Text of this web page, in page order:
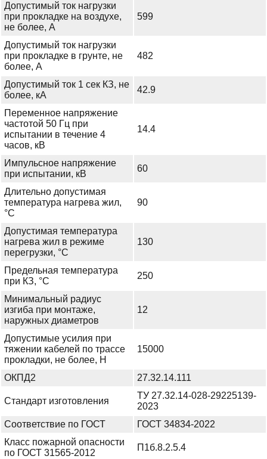
Допустимый ток нагрузки
при прокладке на воздухе,
не более, А
599
Допустимый ток нагрузки
при прокладке в грунте, не
более, А
482
Допустимый ток 1 сек КЗ, не
более, кА
42.9
Переменное напряжение
частотой 50 Гц при
испытании в течение 4
часов, кВ
14.4
Импульсное напряжение
при испытании, кВ
60
Длительно допустимая
температура нагрева жил,
°С
90
Допустимая температура
нагрева жил в режиме
перегрузки, °С
130
Предельная температура
при КЗ, °С
250
Минимальный радиус
изгиба при монтаже,
наружных диаметров
12
Допустимые усилия при
тяжении кабелей по трассе
прокладки, не более, Н
15000
ОКПД2 27.32.14.111
Стандарт изготовления
ТУ 27.32.14-028-29225139-
2023
Соответствие по ГОСТ
ГОСТ 34834-2022
Класс пожарной опасности
по ГОСТ 31565-2012
П1б.8.2.5.4